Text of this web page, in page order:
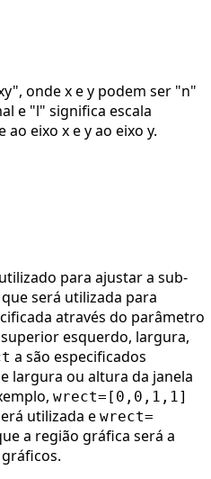
onde x e y podem ser "n"
e "l" significa escala
eixo x e y ao eixo y.
para ajustar a sub-
será utilizada para
através do parâmetro
esquerdo, largura,
a são especificados
largura ou altura da janela
wrect=[0,0,1,1]
utilizada e wrect=
a região gráfica será a